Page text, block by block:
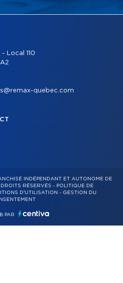
Local 110
quebec.com
INDÉPENDANT ET AUTONOME DE
RÉSERVÉS - POLITIQUE DE
D'UTILISATION - GESTION DU
PAR